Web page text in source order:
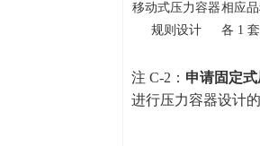
移动式压力容器
规则设计
相应
各 1 套
注 C-2 ： 申请固定
进行压力容器设计